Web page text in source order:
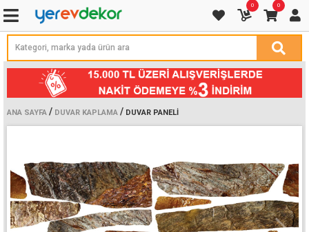
0 0
ANA SAYFA / DUVAR KAPLAMA / DUVAR PANELI